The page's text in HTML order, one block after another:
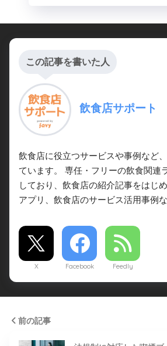
この記事を書いた人
飲食店サポート
飲食店に役立つサービスや事例など
ています。 専任・フリーの飲食関連
しており、飲食店の紹介記事をはじ
アプリ、飲食店のサービス活用事例な
X Facebook Feedly
前の記事